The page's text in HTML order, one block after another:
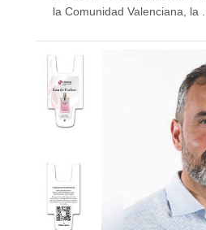
la Comunidad Valenciana, la ...